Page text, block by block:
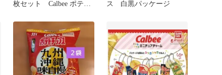
枚セット Calbee ポテト
ス 白黒パッケージ